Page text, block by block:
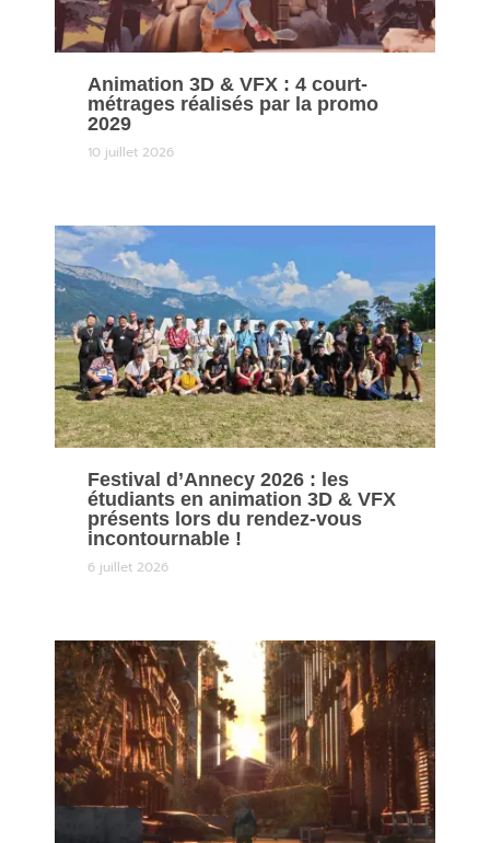
Animation 3D & VFX : 4 court-
métrages réalisés par la promo
2029
10 juillet 2026
Festival d’Annecy 2026 : les
étudiants en animation 3D & VFX
présents lors du rendez-vous
incontournable !
6 juillet 2026